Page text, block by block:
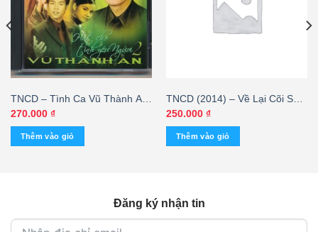
TNCD – Tình Ca Vũ Thành An
– Hát Cho Tình Yêu Người 2
270.000 ₫
Thêm vào giỏ
TNCD (2014) – Về Lại Cõi Sầu
– Lam Anh – cái
250.000 ₫
Thêm vào giỏ
Đăng ký nhận tin